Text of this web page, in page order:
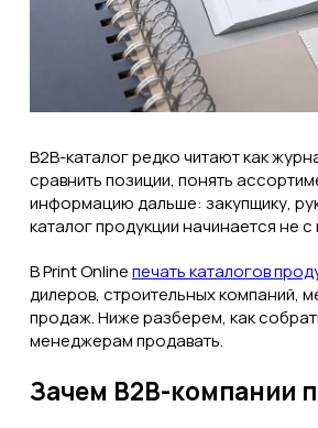
B2B-каталог редко читают как
сравнить позиции, понять
информацию дальше: закупщику,
каталог продукции начинается не
В Print Onlineпечать каталогов
дилеров, строительных компаний,
продаж. Ниже разберем, как
менеджерам продавать.
Зачем B2B-компании